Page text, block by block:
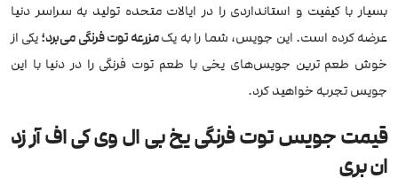
بسیار با کیفیت و استانداردی را در ایالات متحده تولید به سراسر دنیا
عرضه کرده است. این جویس، شما را به یکمزرعه توت فرنگی می‌برد؛یکی از
خوش طعم ترین جویس‌های یخی با طعم توت فرنگی را در دنیا با این
جویس تجربه خواهید کرد.
قیمت جویس توت فرنگی یخ بی ال وی کی اف آر زد
ان بری